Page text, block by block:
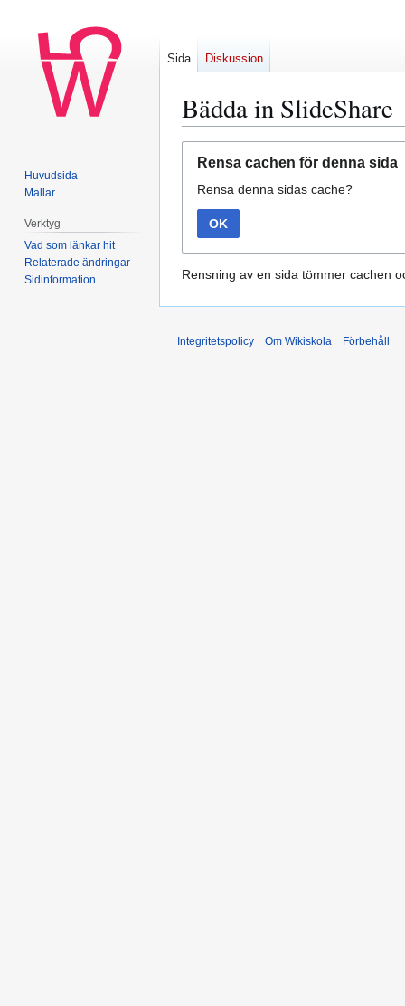
Bädda in SlideShare
navigering
sök
Rensa cachen för denna sida
Rensa denna sidas cache?
OK
Rensning av en sida tömmer cachen
Sida Diskussion
Huvudsida
Mallar
Verktyg
Vad som länkar hit
Relaterade ändringar
Sidinformation
Integritetspolicy Om Wikiskola Förbehåll